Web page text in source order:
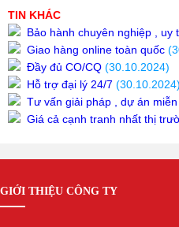
D-Link WiFi
Wifi Cisco
Wifi Mikrotik
WiFi ENGENIUS
Modem Router
Router Mikrotik
UniFi Routing
Router Cisco
UISP Router
Firewall H3C
TIN KHÁC
Bảo hành chuyên nghiệp , uy
Giao hàng online toàn quốc
Đầy đủ CO/CQ (30.10.2024)
Hỗ trợ đại lý 24/7 (30.10.2024)
Tư vấn giải pháp , dự án
Giá cả cạnh tranh nhất thị
GIỚI THIỆU CÔNG TY